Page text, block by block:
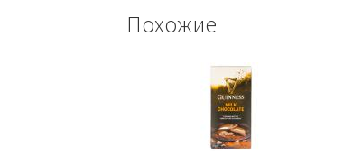
Похожие